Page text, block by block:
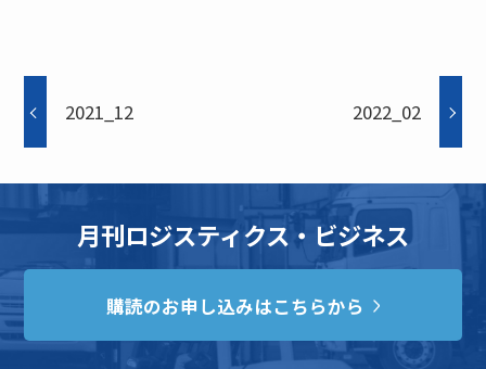
2021_12 2022_02
月刊ロジスティクス・ビジネス
購読のお申し込みはこちらから